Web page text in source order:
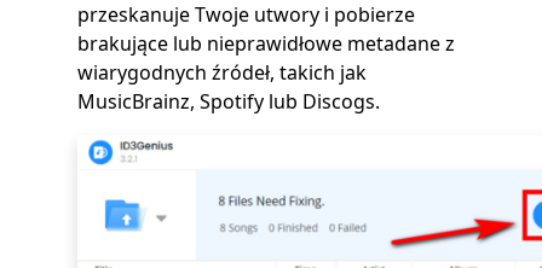
przeskanuje Twoje utwory i pobierze
brakujące lub nieprawidłowe metadane z
wiarygodnych źródeł, takich jak
MusicBrainz, Spotify lub Discogs.